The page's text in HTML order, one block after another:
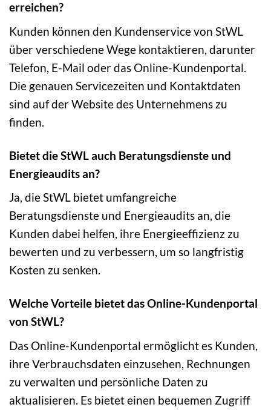
erreichen?
Kunden können den Kundenservice von StWL
über verschiedene Wege kontaktieren, darunter
Telefon, E-Mail oder das Online-Kundenportal.
Die genauen Servicezeiten und Kontaktdaten
sind auf der Website des Unternehmens zu
finden.
Bietet die StWL auch Beratungsdienste und
Energieaudits an?
Ja, die StWL bietet umfangreiche
Beratungsdienste und Energieaudits an, die
Kunden dabei helfen, ihre Energieeffizienz zu
bewerten und zu verbessern, um so langfristig
Kosten zu senken.
Welche Vorteile bietet das Online-Kundenportal
von StWL?
Das Online-Kundenportal ermöglicht es Kunden,
ihre Verbrauchsdaten einzusehen, Rechnungen
zu verwalten und persönliche Daten zu
aktualisieren. Es bietet einen bequemen Zugriff